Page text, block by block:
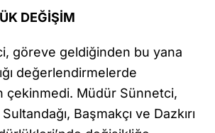
DEĞİŞİM
göreve geldiğinden bu yana
değerlendirmelerde
çekinmedi. Müdür Sünnetci,
Başmakçı ve Dazkırı